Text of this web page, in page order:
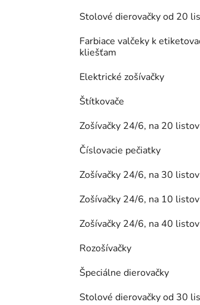
Stolové dierovačky od 20
Farbiace valčeky k
kliešťam
Elektrické zošívačky
Štítkovače
Zošívačky 24/6, na 20 listov
Číslovacie pečiatky
Zošívačky 24/6, na 30 listov
Zošívačky 24/6, na 10 listov
Zošívačky 24/6, na 40 listov
Rozošívačky
Špeciálne dierovačky
Stolové dierovačky od 30